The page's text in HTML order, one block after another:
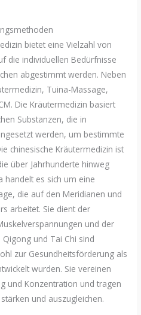
bietet eine Vielzahl von
die individuellen Bedürfnisse
abgestimmt werden. Neben
Tuina-Massage,
Die Kräutermedizin basiert
Substanzen, die in
werden, um bestimmte
chinesische Kräutermedizin ist
über Jahrhunderte hinweg
handelt es sich um eine
die auf den Meridianen und
arbeitet. Sie dient der
und der
und Tai Chi sind
zur Gesundheitsförderung als
wurden. Sie vereinen
und Konzentration und tragen
und auszugleichen.